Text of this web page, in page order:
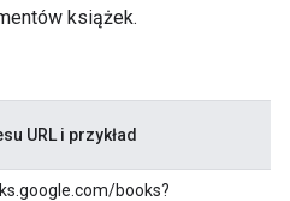
książek.
URL i przykład
books?